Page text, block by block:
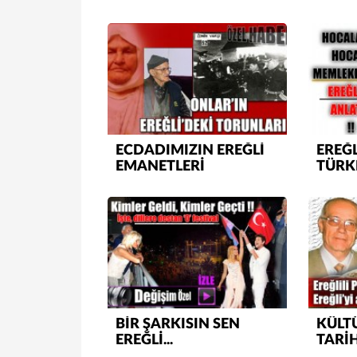
Mİ
ECDADIMIZIN EREĞLİ
EMANETLERİ
BİR ŞARKISIN SEN
EREĞLİ...